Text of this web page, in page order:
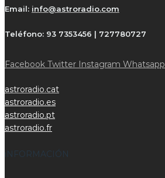
Email: info@astroradio.com
Teléfono: 93 7353456 | 727780727
Facebook Twitter Instagram Whatsapp
astroradio.cat
astroradio.es
astroradio.pt
astroradio.fr
iNFORMACIÓN